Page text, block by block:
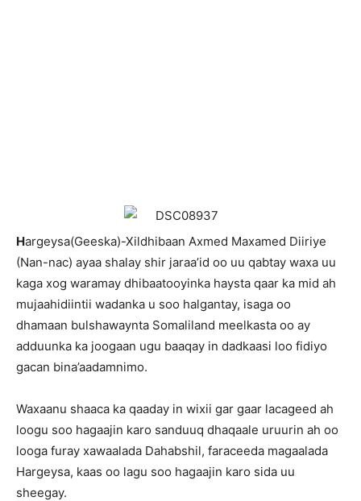
Hargeysa(Geeska)-Xildhibaan Axmed Maxamed Diiriye
(Nan-nac) ayaa shalay shir jaraa’id oo uu qabtay waxa uu
kaga xog waramay dhibaatooyinka haysta qaar ka mid ah
mujaahidiintii wadanka u soo halgantay, isaga oo
dhamaan bulshawaynta Somaliland meelkasta oo ay
adduunka ka joogaan ugu baaqay in dadkaasi loo fidiyo
gacan bina’aadamnimo.
Waxaanu shaaca ka qaaday in wixii gar gaar lacageed ah
loogu soo hagaajin karo sanduuq dhaqaale uruurin ah oo
looga furay xawaalada Dahabshil, faraceeda magaalada
Hargeysa, kaas oo lagu soo hagaajin karo sida uu
sheegay.